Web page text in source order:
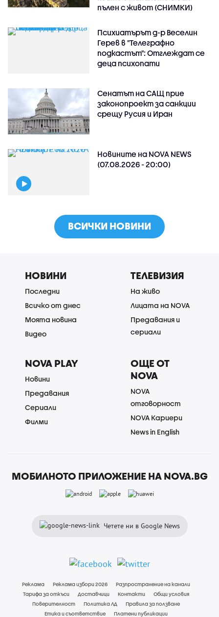
пълен с живот (СНИМКИ)
Психиатърът д-р Веселин
Герев в "Телеграфно
подкастът": Отглеждат се
деца психопати
Сенатът на САЩ прие
законопроект за санкции
срещу Русия и Иран
Новините на NOVA NEWS
(07.08.2026 - 20:00)
ВСИЧКИ НОВИНИ
НОВИНИ
Последни
Всичко от днес
Моята новина
Видео
ТЕЛЕВИЗИЯ
На живо
Лицата на NOVA
Предавания и
сериали
NOVA PLAY
Новини
Предавания
Сериали
Филми
ОЩЕ ОТ
NOVA
NOVA
отговорност
NOVA Кариери
News in English
МОБИЛНОТО ПРИЛОЖЕНИЕ НА NOVA.BG
Четете ни в Google News
Реклама Реклама избори 2026
Разпространение на канали
Тарифа за откъси
Доставчици Контакти
Общи условия
Поверителност
Политика ЛД
Правила за ползване
Етика и съответствие
Платени публикации